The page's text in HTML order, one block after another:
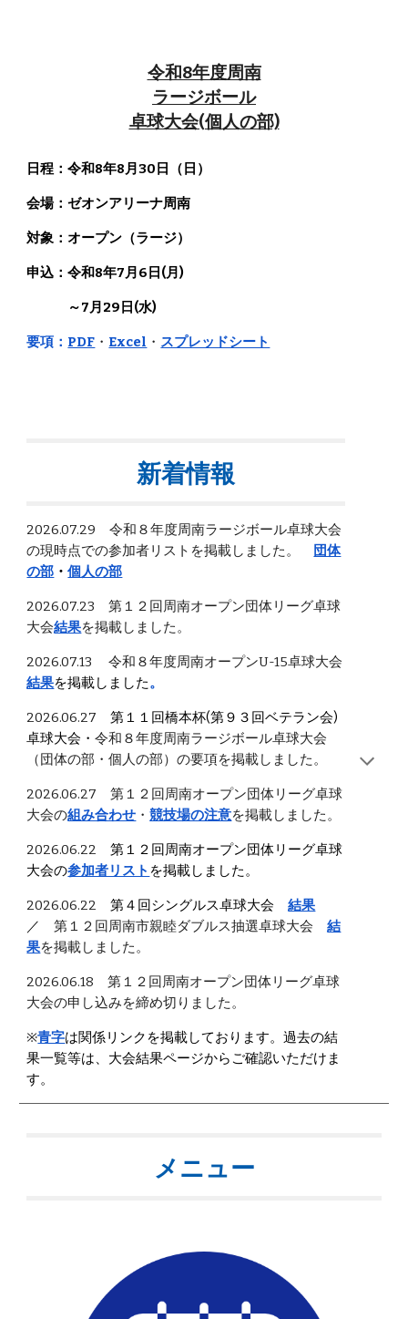
令和8年度周南
ラージボール
卓球大会(個人の部)
日程：令和8年8月30 日（日）
会場：ゼオンアリーナ周南
対象：オープン（ラージ）
申込：令和8年7月6日(月)
～7月29日(水)
要項： PDF ・ Excel ・ スプレッドシート
新着情報
2026.07.29令和８年度周南ラージボール卓球大会
の現時点での参加者リストを掲載しました。
団体
の部 ・個人の部
2026.07.23第１２回周南オープン団体リーグ卓球
大会結果を掲載しました。
2026.07.13令和８年度周南オープンU-15卓球大会
結果を掲載しました。
2026.06.27第１１回橋本杯(第９３回ベテラン会)
卓球大会・令和８年度周南ラージボール卓球大会
（団体の部 ・個人の部）の要項を掲載しました。
2026.06.27 第１２回周南オープン団体リーグ卓球
大会の組み合わせ ・競技場の注意を掲載しました。
2026.06.22第１２回周南オープン団体リーグ卓球
大会の参加者リスト を掲載しました。
2026.06.22第４回シングルス卓球大会
結果
／
第１２回周南市親睦ダブルス抽選卓球大会結
果を掲載しました。
2026.06.18 第１２回周南オープン団体リーグ卓球
大会の申し込みを締め切りました。
※青字は関係リンクを掲載しております。過去の結
果一覧等は、大会結果ページからご確認いただけま
す。
メニュー